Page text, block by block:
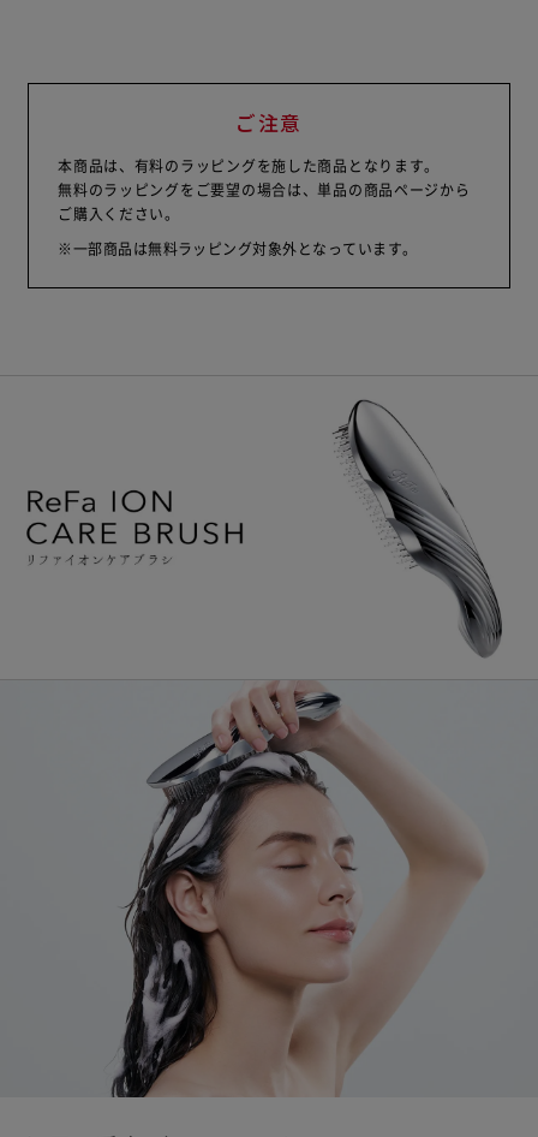
ご注意
本商品は、有料のラッピングを施した商品となります。
無料のラッピングをご要望の場合は、単品の商品ページから
ご購入ください。
※一部商品は無料ラッピング対象外となっています。